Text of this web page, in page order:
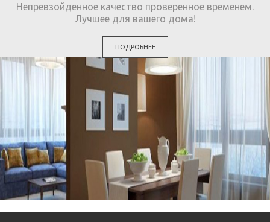
Непревзойденное качество проверенное временем.
Лучшее для вашего дома!
ПОДРОБНЕЕ